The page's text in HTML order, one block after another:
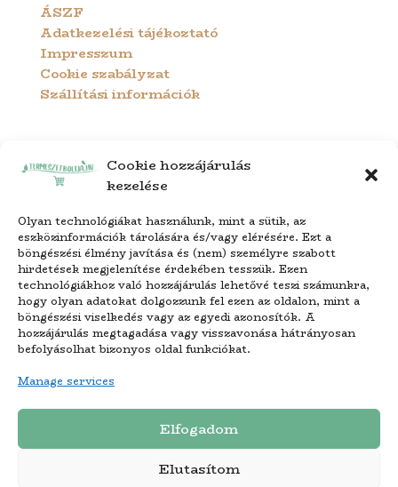
Cookie hozzájárulás
kezelése
Olyan technológiákat használunk, mint a sütik, az
eszközinformációk tárolására és/vagy elérésére. Ezt a
böngészési élmény javítása és (nem) személyre szabott
hirdetések megjelenítése érdekében tesszük. Ezen
technológiákhoz való hozzájárulás lehetővé teszi számunkra,
hogy olyan adatokat dolgozzunk fel ezen az oldalon, mint a
böngészési viselkedés vagy az egyedi azonosítók. A
hozzájárulás megtagadása vagy visszavonása hátrányosan
befolyásolhat bizonyos oldal funkciókat.
Manage services
Elfogadom
Elutasítom
ÁSZF
Adatkezelési tájékoztató
Impresszum
Cookie szabályzat
Szállítási információk
Copyright © 2024. – Termeszetboltja.hu –
Minden jog fenntartva.